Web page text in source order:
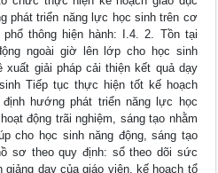
phát triển năng lực học sinh trên cơ
thông hiện hành: I.4. 2. Tồn tại
ngoài giờ lên lớp cho học sinh
giải pháp cải thiện kết quả dạy
Tiếp tục thực hiện tốt kế hoạch
hướng phát triển năng lực học
động trãi nghiệm, sáng tạo nhằm
cho học sinh năng động, sáng tạo
sơ theo quy định: sổ theo dõi sức
giảng dạy của giáo viên, kế hoạch tổ